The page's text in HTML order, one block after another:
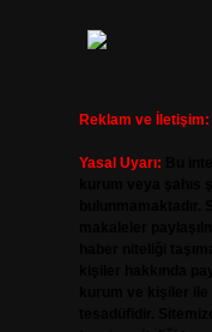
Reklam ve İletişim:
Yasal Uyarı: